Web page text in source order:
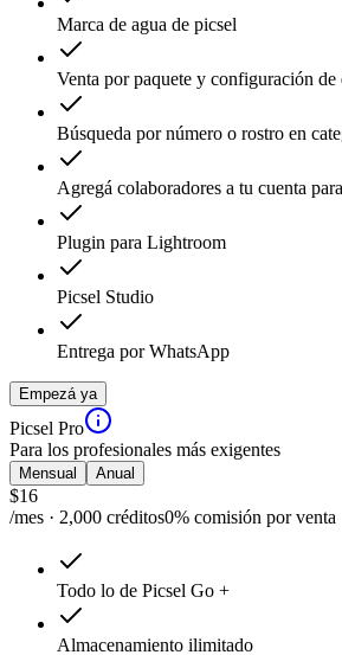
Marca de agua de picsel
Venta por paquete y configuración de
Búsqueda por número o rostro en
Agregá colaboradores a tu cuenta
Plugin para Lightroom
Picsel Studio
Entrega por WhatsApp
Empezá ya
Picsel Pro
Para los profesionales más exigentes
Mensual Anual
$16
/mes · 2,000 créditos0% comisión por venta
Todo lo de Picsel Go +
Almacenamiento ilimitado